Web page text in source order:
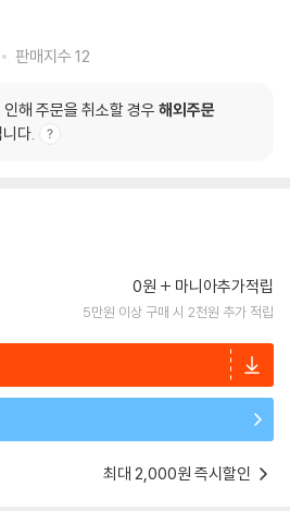
판매지수 12
해 주문을 취소할 경우 해외주문
다.
0원 마니아추가적립
5만원 이상 구매 시 2천원 추가 적립
최대 2,000원 즉시할인